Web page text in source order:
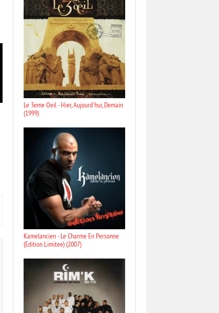
Le 3eme Oeil - Hier, Aujourd'hui, Demain
(1999)
Kamelancien - Le Charme En Personne
(Edition Limitee) (2007)